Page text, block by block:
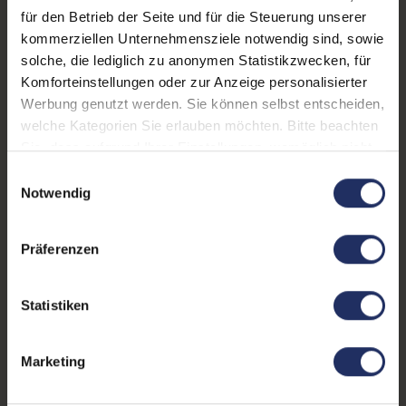
für den Betrieb der Seite und für die Steuerung unserer
kommerziellen Unternehmensziele notwendig sind, sowie
solche, die lediglich zu anonymen Statistikzwecken, für
Komforteinstellungen oder zur Anzeige personalisierter
Werbung genutzt werden. Sie können selbst entscheiden,
welche Kategorien Sie erlauben möchten. Bitte beachten
Sie, dass aufgrund Ihrer Einstellungen, womöglich nicht
Weitere Informationen finden Sie in
Notwendig
Präferenzen
Statistiken
Marketing
Onboard-Grafik: Apple M1 Pro 14‑Core GPU
Fingerprintreader: Ja
Bildwiederholrate: 120Hz
Zustand: Gebraucht
Arbeitsspeicher:
GTIN/EAN:
Maße (LxBxH): 221,2 x 312,6 x 15,5 mm